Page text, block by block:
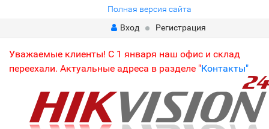
Полная версия сайта
Вход
Регистрация
Уважаемые клиенты! С 1 января наш офис и склад
переехали. Актуальные адреса в разделе "Контакты"